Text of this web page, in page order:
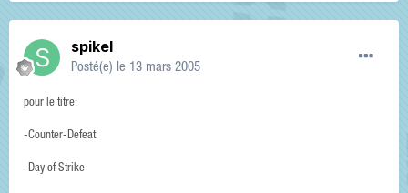
spikel
Posté(e) le 13 mars 2005
pour le titre:
-Counter-Defeat
-Day of Strike